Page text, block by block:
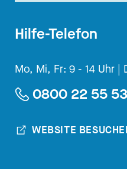
Hilfe-Telefon
Mo, Mi, Fr: 9 - 14 Uhr |
0800 22 55
WEBSITE